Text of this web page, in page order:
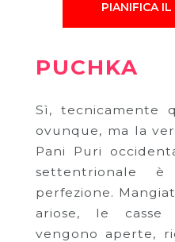
PIANIFICA
PUCHKA
Sì, tecnicamente
ovunque, ma la
Pani Puri
settentrionale
perfezione.
ariose, le
vengono aperte,